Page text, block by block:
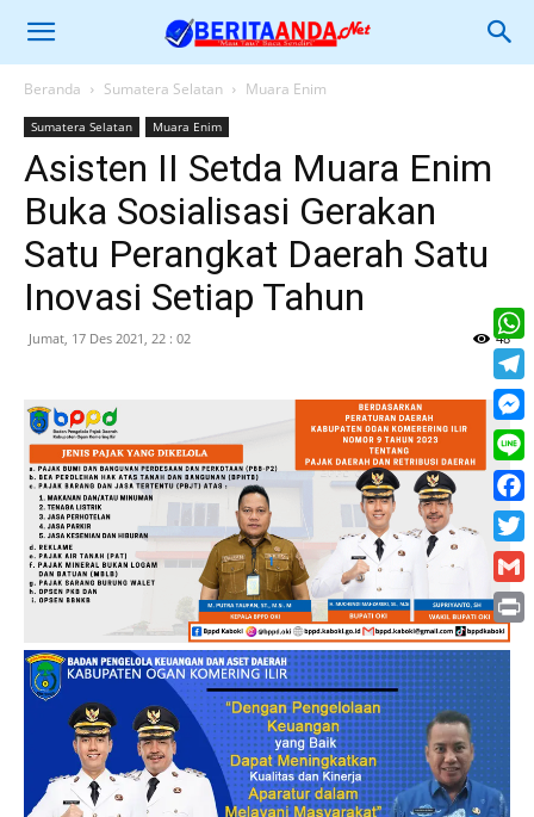
Beranda Sumatera Selatan Muara Enim
Sumatera Selatan Muara Enim
Asisten II Setda Muara Enim
Buka Sosialisasi Gerakan
Satu Perangkat Daerah Satu
Inovasi Setiap Tahun
Jumat, 17 Des 2021, 22 : 02 48
Line
Print